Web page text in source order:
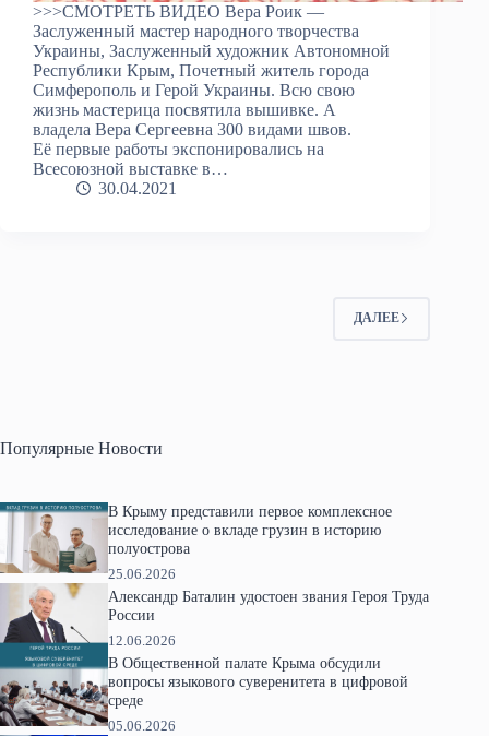
>>>СМОТРЕТЬ ВИДЕО Вера Роик —
Заслуженный мастер народного творчества
Украины, Заслуженный художник Автономной
Республики Крым, Почетный житель города
Симферополь и Герой Украины. Всю свою
жизнь мастерица посвятила вышивке. А
владела Вера Сергеевна 300 видами швов.
Её первые работы экспонировались на
Всесоюзной выставке в…
30.04.2021
ДАЛЕЕ
Популярные Новости
В Крыму представили первое комплексное
исследование о вкладе грузин в историю
полуострова
25.06.2026
Александр Баталин удостоен звания Героя Труда
России
12.06.2026
В Общественной палате Крыма обсудили
вопросы языкового суверенитета в цифровой
среде
05.06.2026